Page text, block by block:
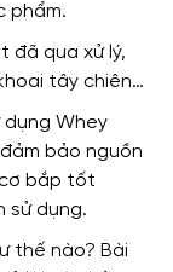
phẩm.
đã qua xử lý,
tây chiên…
dụng Whey
bảo nguồn
bắp tốt
sử dụng.